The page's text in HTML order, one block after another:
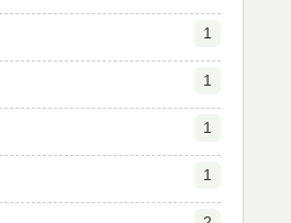
1
1
1
1